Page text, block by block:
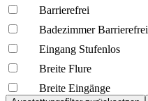
Barrierefrei
Badezimmer Barrierefrei
Eingang Stufenlos
Breite Flure
Breite Eingänge